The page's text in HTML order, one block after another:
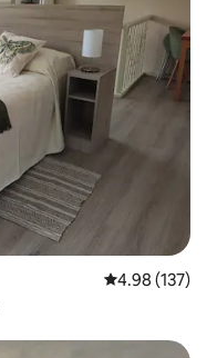
Calificación
4.98 (137)